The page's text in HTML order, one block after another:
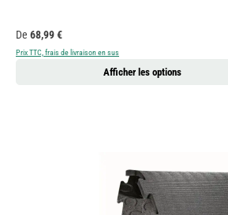
Prix régulier :
De 68,99 €
Prix TTC, frais de livraison en sus
Afficher les options